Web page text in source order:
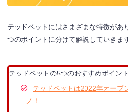
テッドベットにはさまざまな特徴があ
つのポイントに分けて解説していきます
テッドベットの5つのおすすめポイント
テッドベットは2022年オープ
ノ！